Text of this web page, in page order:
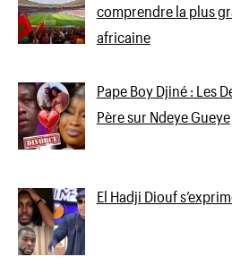
comprendre la plus
africaine
Pape Boy Djiné : Les
Père sur Ndeye Gueye
El Hadji Diouf